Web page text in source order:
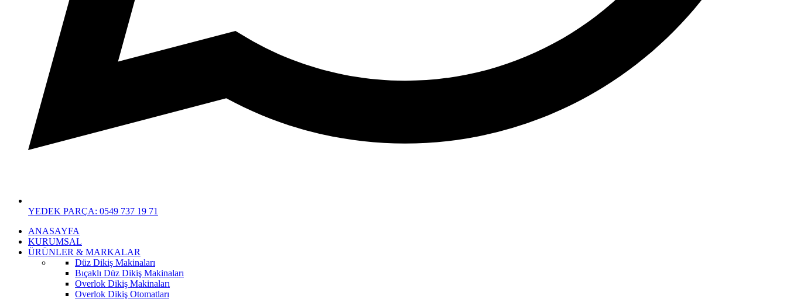
YEDEK PARÇA: 0549 737 19 71
ANASAYFA
KURUMSAL
ÜRÜNLER & MARKALAR
Düz Dikiş Makinaları
Bıçaklı Düz Dikiş Makinaları
Overlok Dikiş Makinaları
Overlok Dikiş Otomatları